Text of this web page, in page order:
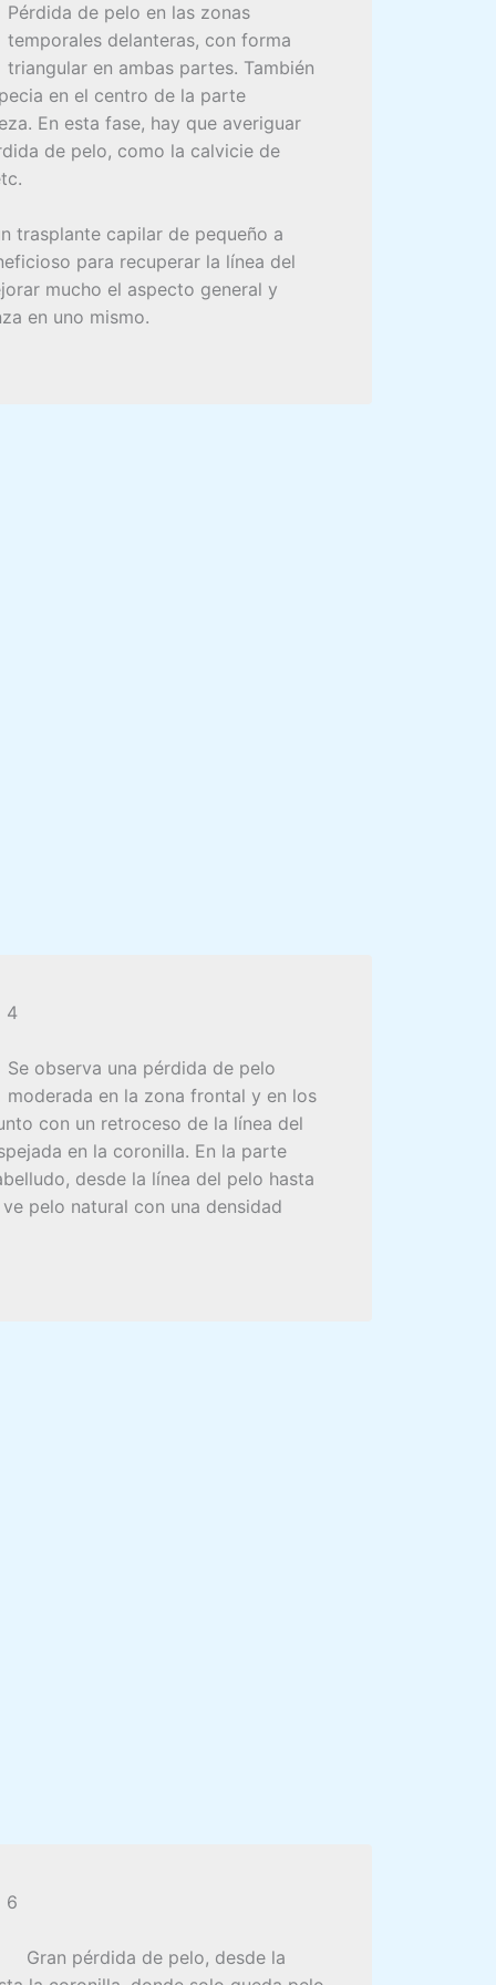
Pérdida de pelo en las zonas
temporales delanteras, con forma
triangular en ambas partes. También
en el centro de la parte
En esta fase, hay que averiguar
de pelo, como la calvicie de
trasplante capilar de pequeño a
para recuperar la línea del
mucho el aspecto general y
en uno mismo.
4
Se observa una pérdida de pelo
moderada en la zona frontal y en los
con un retroceso de la línea del
en la coronilla. En la parte
desde la línea del pelo hasta
pelo natural con una densidad
6
Gran pérdida de pelo, desde la